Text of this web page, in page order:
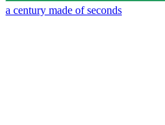
a century made of seconds